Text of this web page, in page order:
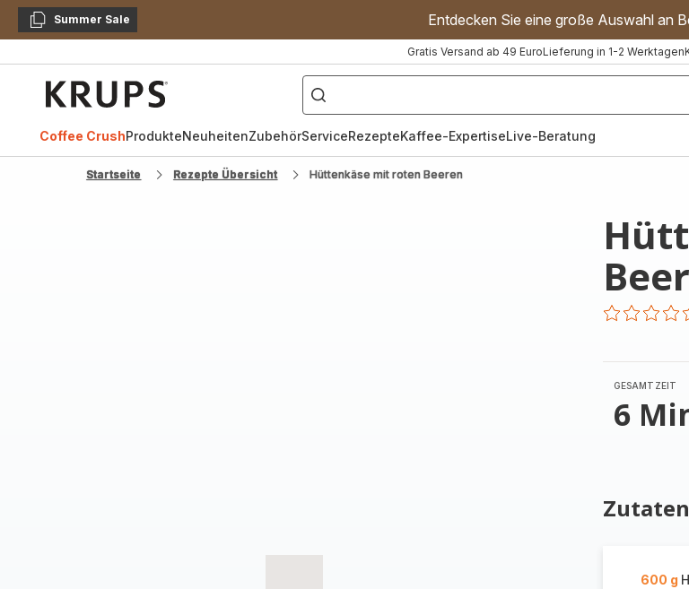
KopierenSummer Sale Entdecken Sie eine große Auswahl an
Gratis Versand ab 49 EuroLieferung in 1-2 Werktagen
["Kaffeevollautomat","Handmixer","Waffeleisen"]
Coffee CrushProdukteNeuheitenZubehörServiceRezepteKaffee-ExpertiseLive-Beratung
Startseite Rezepte Übersicht Hüttenkäse mit roten Beeren
GESAMTZEIT
6
Zutaten
600 g